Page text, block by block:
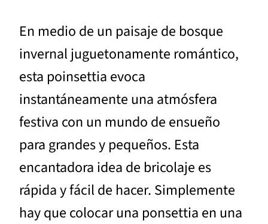
En medio de un paisaje de bosque
invernal juguetonamente romántico,
esta poinsettia evoca
instantáneamente una atmósfera
festiva con un mundo de ensueño
para grandes y pequeños. Esta
encantadora idea de bricolaje es
rápida y fácil de hacer. Simplemente
hay que colocar una ponsettia en una